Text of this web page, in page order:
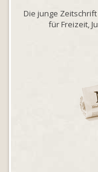
Die junge
für Freizeit,